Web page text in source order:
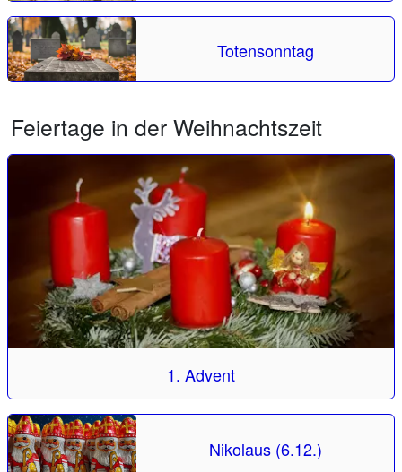
Totensonntag
Feiertage in der Weihnachtszeit
1. Advent
Nikolaus (6.12.)